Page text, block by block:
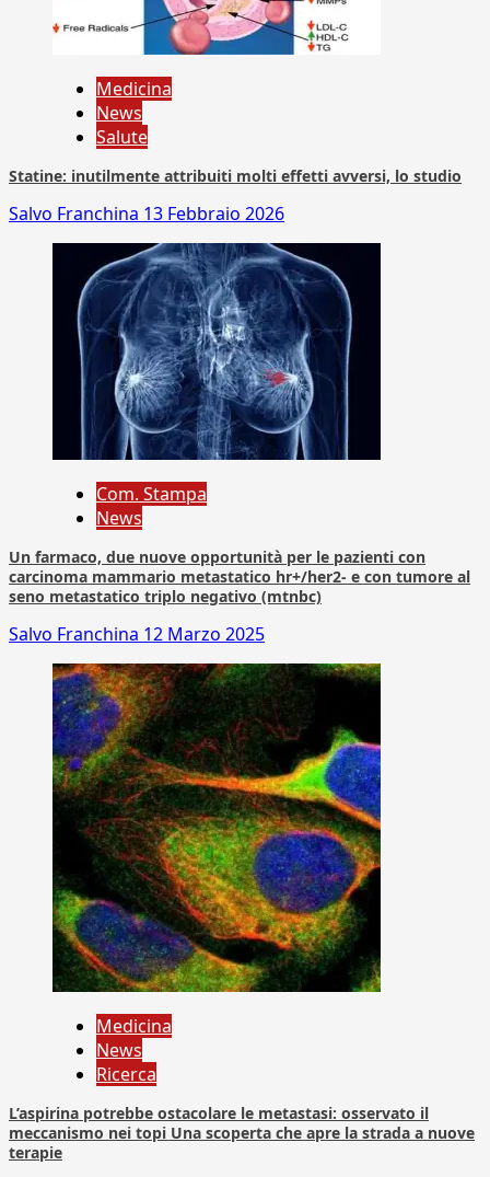
Medicina
News
Salute
Statine: inutilmente attribuiti molti effetti avversi, lo studio
Salvo Franchina 13 Febbraio 2026
Com. Stampa
News
Un farmaco, due nuove opportunità per le pazienti con
carcinoma mammario metastatico hr+/her2- e con tumore al
seno metastatico triplo negativo (mtnbc)
Salvo Franchina 12 Marzo 2025
Medicina
News
Ricerca
L’aspirina potrebbe ostacolare le metastasi: osservato il
meccanismo nei topi Una scoperta che apre la strada a nuove
terapie